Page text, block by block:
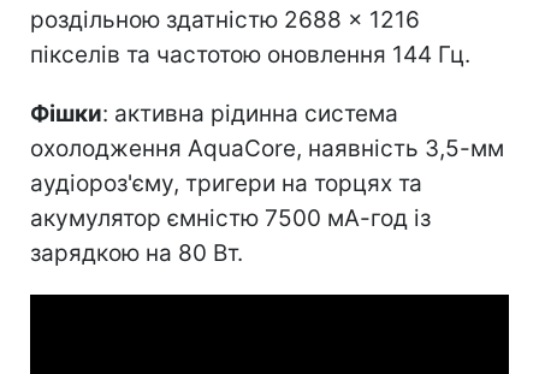
роздільною здатністю 2688 × 1216
пікселів та частотою оновлення 144 Гц.
Фішки: активна рідинна система
охолодження AquaCore, наявність 3,5-мм
аудіороз'єму, тригери на торцях та
акумулятор ємністю 7500 мА-год із
зарядкою на 80 Вт.